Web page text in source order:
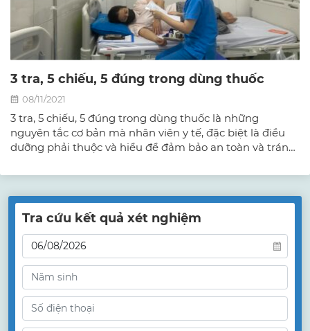
3 tra, 5 chiếu, 5 đúng trong dùng thuốc
08/11/2021
3 tra, 5 chiếu, 5 đúng trong dùng thuốc là những
nguyên tắc cơ bản mà nhân viên y tế, đặc biệt là điều
dưỡng phải thuộc và hiểu để đảm bảo an toàn và tránh
Tra cứu kết quả xét nghiệm